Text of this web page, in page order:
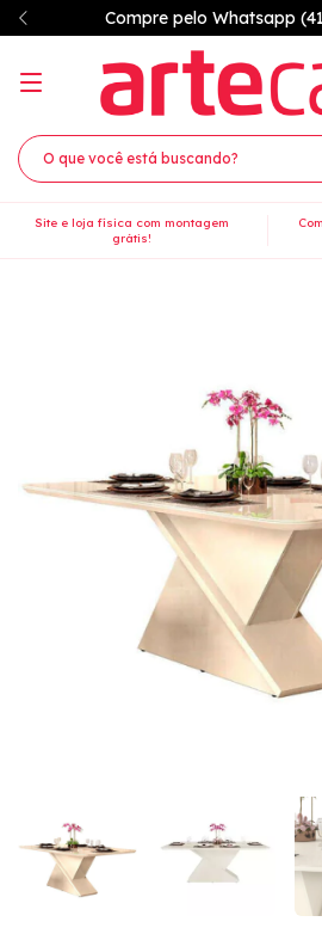
Compre pelo Whatsapp (41)
Site e loja física com montagem
grátis!